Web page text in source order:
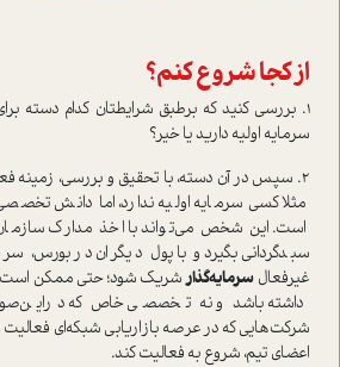
از کجا شروع کنم؟
1. بررسی کنید که برطبق شرایطتان کدام دسته
سرمایه اولیه دارید یا خیر؟
2. سپس در آن دسته، با تحقیق و بررسی، زمینه
مثلا کسی سرمایه اولیه ندارد، اما دانش
ا‌ست. این شخص می‌تواند با اخذ مدارک سازمان
سبدگردانی بگیرد و با پول دیگران در بورس،
غیرفعالسرمایه‌گذارشریک شود؛ حتی ممکن ا‌ست
داشته باشد و نه تخصصی خاص که
شرکت‌هایی که در عرصه بازاریابی شبکه‌ای فعالیت
اعضای تیم، شروع به فعالیت کند.